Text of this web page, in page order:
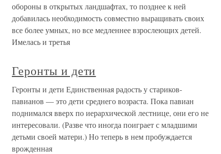
обороны в открытых ландшафтах, то позднее к ней
добавилась необходимость совместно выращивать своих
все более умных, но все медленнее взрослеющих детей.
Имелась и третья
Геронты и дети
Геронты и дети Единственная радость у стариков-
павианов — это дети среднего возраста. Пока павиан
поднимался вверх по иерархической лестнице, они его не
интересовали. (Разве что иногда поиграет с младшими
детьми своей матери.) Но теперь в нем пробуждается
врожденная